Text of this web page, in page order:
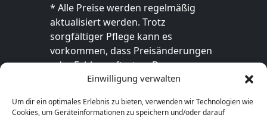
Einwilligung verwalten
Um dir ein optimales Erlebnis zu bieten, verwenden wir Technologien wie
Cookies, um Geräteinformationen zu speichern und/oder darauf
* Alle Preise werden regelmäßig
aktualisiert werden. Trotz
sorgfältiger Pflege kann es
vorkommen, dass Preisänderungen
oder Fehler auftreten. Der
endgültige Preis sowie die
ausschließlich im jeweiligen Online-